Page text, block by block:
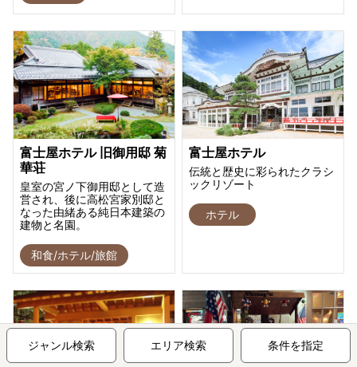
富士屋ホテル 旧御用邸 菊
華荘
皇室の宮ノ下御用邸として造
営され、後に高松宮家別邸と
なった由緒ある純日本建築の
建物と名園。
和食/ホテル/旅館
富士屋ホテル
伝統と歴史に彩られたクラシ
ックリゾート
ホテル
ジャンル検索 エリア検索 条件を指定